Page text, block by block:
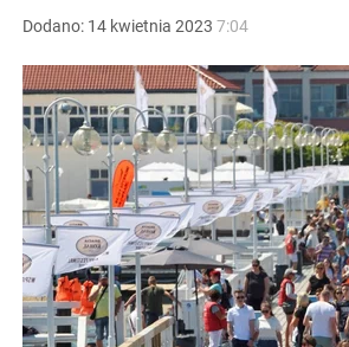
już wyprawkę szkolną.
Dodano: 14 kwietnia 2023 7:04